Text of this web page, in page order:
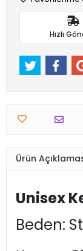
Hızlı
Ürün
Unisex
Beden: